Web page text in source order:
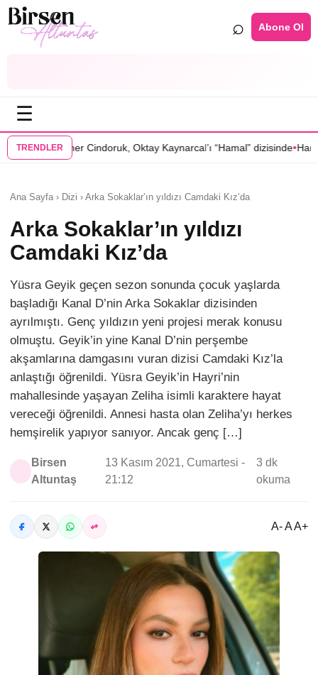
⌕ Abone Ol
☰
TRENDLER
Oktay Kaynarcal’ı “Hamal” dizisinde•Hande Elaman, “Tutsak
Ana Sayfa › Dizi › Arka Sokaklar’ın yıldızı Camdaki Kız’da
Arka Sokaklar’ın yıldızı
Camdaki Kız’da
Yüsra Geyik geçen sezon sonunda çocuk yaşlarda
başladığı Kanal D’nin Arka Sokaklar dizisinden
ayrılmıştı. Genç yıldızın yeni projesi merak konusu
olmuştu. Geyik’in yine Kanal D’nin perşembe
akşamlarına damgasını vuran dizisi Camdaki Kız’la
anlaştığı öğrenildi. Yüsra Geyik’in Hayri’nin
mahallesinde yaşayan Zeliha isimli karaktere hayat
vereceği öğrenildi. Annesi hasta olan Zeliha’yı herkes
hemşirelik yapıyor sanıyor. Ancak genç […]
Birsen
Altuntaş
13 Kasım 2021, Cumartesi -
21:12
3 dk
okuma
A- A A+